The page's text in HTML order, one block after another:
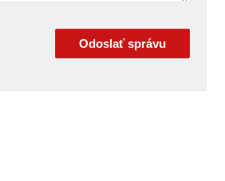
Odoslať správu